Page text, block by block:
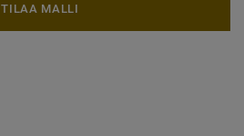
TILAA MALLI